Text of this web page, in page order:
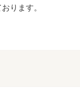
ります。